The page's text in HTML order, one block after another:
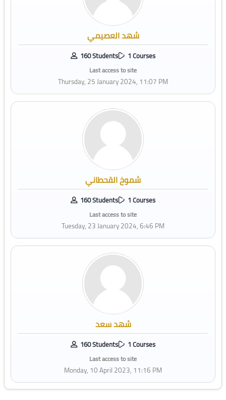
شهد العصيمي
160 Students 1 Courses
Last access to site
Thursday, 25 January 2024, 11:07 PM
شموخ القحطاني
160 Students 1 Courses
Last access to site
Tuesday, 23 January 2024, 6:46 PM
شهد سعد
160 Students 1 Courses
Last access to site
Monday, 10 April 2023, 11:16 PM